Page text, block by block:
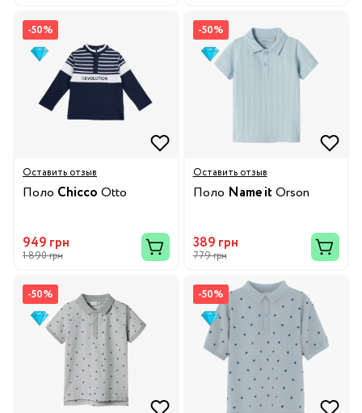
-50%
Оставить отзыв
Поло Chicco Otto
949 грн
1 890 грн
-50%
Оставить отзыв
Поло Name it Orson
389 грн
779 грн
-50% -50%